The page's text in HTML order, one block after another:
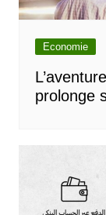
Economie
prolonge